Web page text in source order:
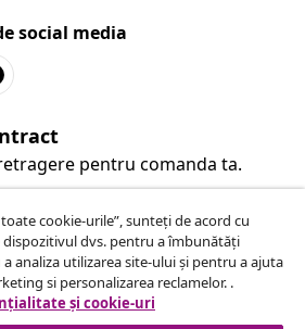
social media
pentru comanda ta.
din contract
cookie-urile”, sunteți de acord cu
dvs. pentru a îmbunătăți
analiza utilizarea site-ului și pentru a ajuta
si personalizarea reclamelor. .
și cookie-uri